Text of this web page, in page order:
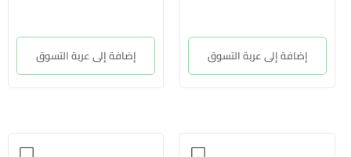
إضافة إلى عربة التسوق إضافة إلى عربة التسوق